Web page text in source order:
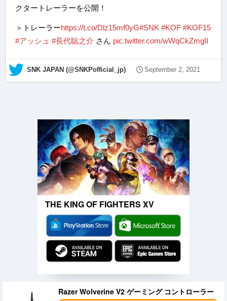
クタートレーラーを公開！
＞トレーラーhttps://t.co/Dlz15mf0yG#SNK #KOF #KOF15
#アッシュ #長代聡之介 さん pic.twitter.com/wWqCkZmgII
— SNK JAPAN (@SNKPofficial_jp) September 2, 2021
THE KING OF FIGHTERS XV
Razer Wolverine V2 ゲーミング コントローラー